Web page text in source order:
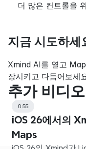
더 많은 컨트롤을
지금 시도하세
Xmind AI를 열고
장시키고 다듬어보세
추가 비디
0:55
iOS 26에서의
Maps